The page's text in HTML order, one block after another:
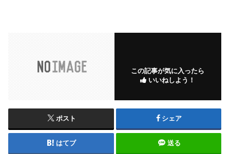
この記事が気に入ったら
いいねしよう！
ポスト シェア
はてブ 送る